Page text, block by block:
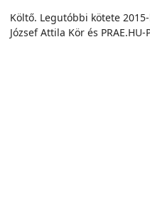
Költő. Legutóbbi kötete
József Attila Kör és